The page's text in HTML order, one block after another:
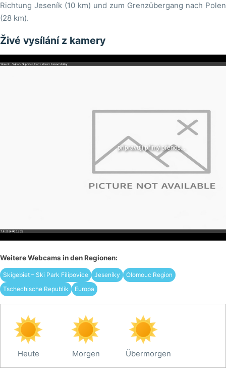
Richtung Jeseník (10 km) und zum Grenzübergang nach Polen
(28 km).
Živé vysílání z kamery
Weitere Webcams in den Regionen:
Skigebiet – Ski Park Filipovice Jeseníky
Olomouc Region
Tschechische Republik
Europa
Heute Morgen Übermorgen